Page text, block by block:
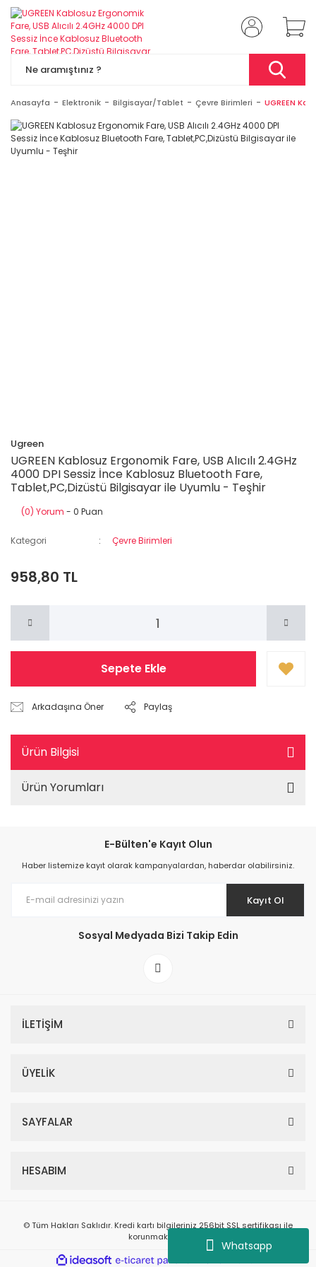
Whatsapp
Anasayfa Elektronik Bilgisayar/Tablet Çevre Birimleri UGREEN
Ugreen
UGREEN Kablosuz Ergonomik Fare, USB Alıcılı 2.4GHz
4000 DPI Sessiz İnce Kablosuz Bluetooth Fare,
Tablet,PC,Dizüstü Bilgisayar ile Uyumlu - Teşhir
(0) Yorum - 0 Puan
Kategori Çevre Birimleri
958,80 TL
Sepete Ekle
Arkadaşına Öner Paylaş
Ürün Bilgisi
Ürün Yorumları
E-Bülten'e Kayıt Olun
Haber listemize kayıt olarak kampanyalardan, haberdar olabilirsiniz.
Kayıt Ol
Sosyal Medyada Bizi Takip Edin
İLETİŞİM
ÜYELİK
SAYFALAR
HESABIM
© Tüm Hakları Saklıdır. Kredi kartı bilgileriniz 256bit SSL sertifikası ile
korunmaktadır.
ideasoft